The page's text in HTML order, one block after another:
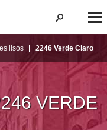
lisos 2246 Verde Claro
VERDE